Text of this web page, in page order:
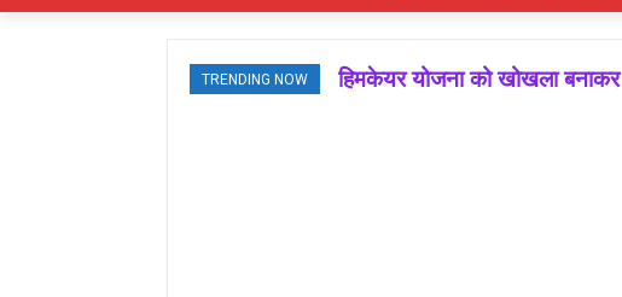
TRENDING NOW हिमकेयर योजना को खोखला